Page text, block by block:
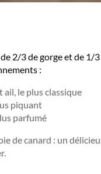
2/3 de gorge et de 1/
:
ail, le plus classique
piquant
parfumé
de canard : un